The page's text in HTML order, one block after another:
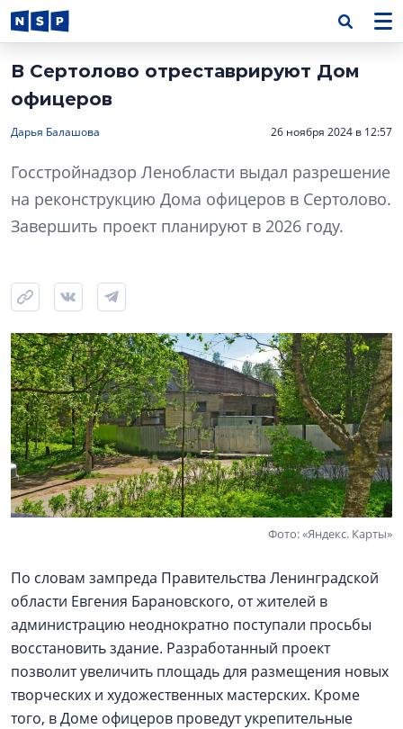
В Сертолово отреставрируют Дом
офицеров
Дарья Балашова 26 ноября 2024 в 12:57
Госстройнадзор Ленобласти выдал разрешение
на реконструкцию Дома офицеров в Сертолово.
Завершить проект планируют в 2026 году.
Фото: «Яндекс. Карты»
По словам зампреда Правительства Ленинградской
области Евгения Барановского, от жителей в
администрацию неоднократно поступали просьбы
восстановить здание. Разработанный проект
позволит увеличить площадь для размещения новых
творческих и художественных мастерских. Кроме
того, в Доме офицеров проведут укрепительные